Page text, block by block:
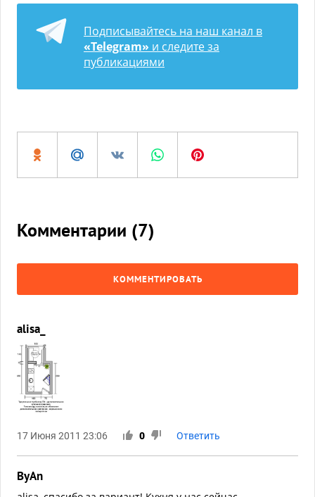
Подписывайтесь на наш канал в
«Telegram» и следите за
публикациями
Комментарии (7)
КОММЕНТИРОВАТЬ
alisa_
17 Июня 2011 23:06 0 Ответить
ByAn